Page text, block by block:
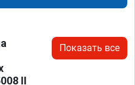
II
Показать все